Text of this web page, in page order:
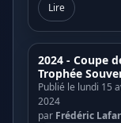
Lire
2024 - Coupe
Trophée
Publié le lundi 15
2024
par Frédéric